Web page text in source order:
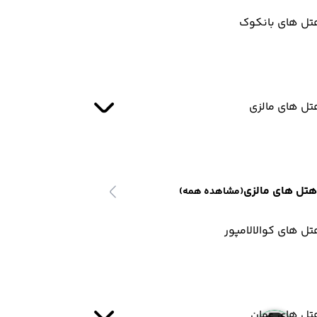
های بانکوک
های مالزی
هتل های مالزی(مشاهده همه)
های کوالالامپور